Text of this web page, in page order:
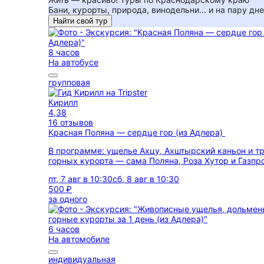
Бани, курорты, природа, винодельни... и на пару
Найти свой тур
8 часов
На автобусе
групповая
Кирилл
4,38
16 отзывов
Красная Поляна — сердце гор (из Адлера)
В программе: ущелье Ахцу, Ахштырский каньон и
горных курорта — сама Поляна, Роза Хутор и
пт, 7 авг в 10:30сб, 8 авг в 10:30
500 ₽
за одного
6 часов
На автомобиле
индивидуальная